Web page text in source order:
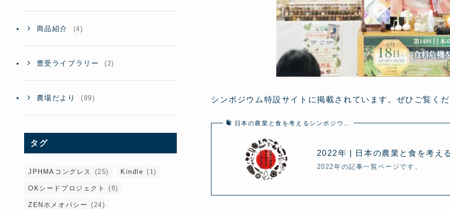
シンポジウム特設サイトに掲載されています。ぜひご覧く
日本の農業と食を考えるシンポジウ…
2022年 | 日本の農業と食を考え
2022年の記事一覧ページです。
商品紹介 (4)
豊受ライブラリー (2)
農場だより (89)
タグ
JPHMAコングレス (25) Kindle (1)
OKシードプロジェクト (8)
ZENホメオパシー (24)